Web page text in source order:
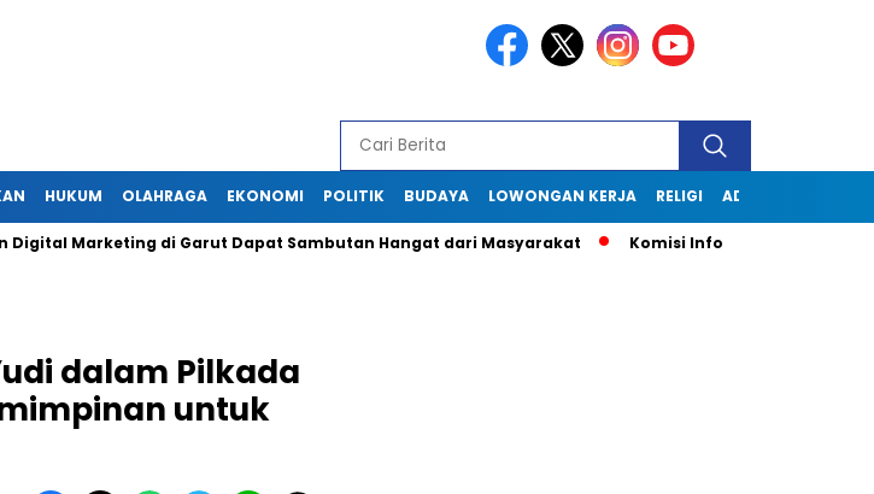
HUKUM OLAHRAGA EKONOMI POLITIK BUDAYA LOWONGAN KERJA RELIGI ADVERTORIAL
di Garut Dapat Sambutan Hangat dari Masyarakat Komisi Informasi Jabar Kunjungi
dalam Pilkada
untuk